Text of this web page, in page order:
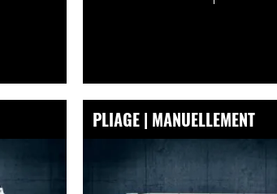
PLIAGE | MANUELLEMENT